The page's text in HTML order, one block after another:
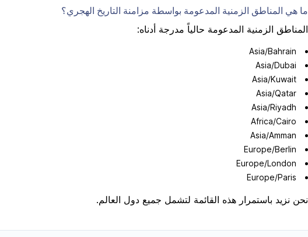
ما هي المناطق الزمنية المدعومة بواسطة مزامنة التاريخ الهجري؟
المناطق الزمنية المدعومة حالياً مدرجة أدناه:
Asia/Bahrain
Asia/Dubai
Asia/Kuwait
Asia/Qatar
Asia/Riyadh
Africa/Cairo
Asia/Amman
Europe/Berlin
Europe/London
Europe/Paris
نحن نزيد باستمرار هذه القائمة لتشمل جميع دول العالم.